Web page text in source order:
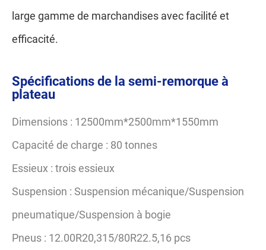
large gamme de marchandises avec facilité et
efficacité.
Spécifications de la semi-remorque à
plateau
Dimensions : 12500mm*2500mm*1550mm
Capacité de charge : 80 tonnes
Essieux : trois essieux
Suspension : Suspension mécanique/Suspension
pneumatique/Suspension à bogie
Pneus : 12.00R20,315/80R22.5,16 pcs